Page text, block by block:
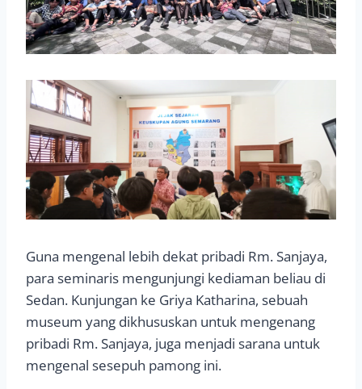
Guna mengenal lebih dekat pribadi Rm. Sanjaya,
para seminaris mengunjungi kediaman beliau di
Sedan. Kunjungan ke Griya Katharina, sebuah
museum yang dikhususkan untuk mengenang
pribadi Rm. Sanjaya, juga menjadi sarana untuk
mengenal sesepuh pamong ini.